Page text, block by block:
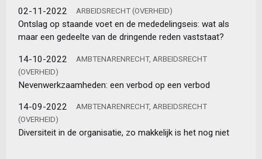
02-11-2022 ARBEIDSRECHT (OVERHEID)
Ontslag op staande voet en de mededelingseis: wat als
maar een gedeelte van de dringende reden vaststaat?
14-10-2022
AMBTENARENRECHT, ARBEIDSRECHT
(OVERHEID)
Nevenwerkzaamheden: een verbod op een verbod
14-09-2022
AMBTENARENRECHT, ARBEIDSRECHT
(OVERHEID)
Diversiteit in de organisatie, zo makkelijk is het nog niet